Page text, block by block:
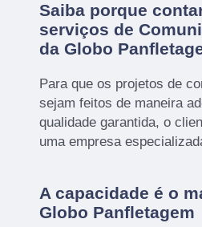
Saiba porque
serviços de
da Globo
Para que os projetos de
sejam feitos de maneira
qualidade garantida, o
uma empresa
A capacidade é o
Globo Panfletagem